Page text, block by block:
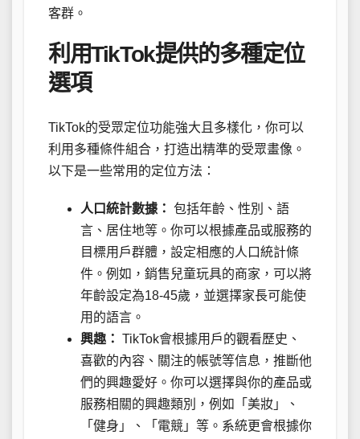
客群。
利用TikTok提供的多種定位
選項
TikTok的受眾定位功能強大且多樣化，你可以
利用多種條件組合，打造出精準的受眾畫像。
以下是一些常用的定位方法：
人口統計數據： 包括年齡、性別、語
言、居住地等。你可以根據產品或服務的
目標用戶群體，設定相應的人口統計條
件。例如，銷售兒童玩具的商家，可以將
年齡設定為18-45歲，並選擇家長可能使
用的語言。
興趣： TikTok會根據用戶的觀看歷史、
喜歡的內容、關注的帳號等信息，推斷他
們的興趣愛好。你可以選擇與你的產品或
服務相關的興趣類別，例如「美妝」、
「健身」、「電競」等。系統更會根據你